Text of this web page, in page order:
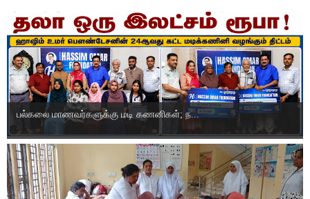
பல்கலை மாணவர்களுக்கு மடி கணனிகள்; ந...